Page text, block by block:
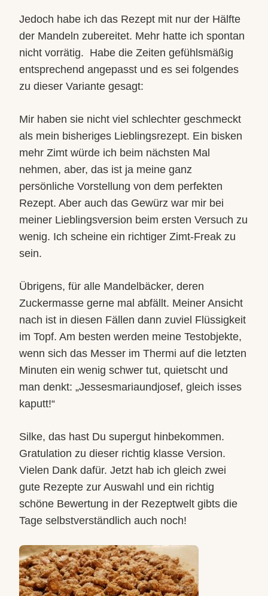
Jedoch habe ich das Rezept mit nur der Hälfte
der Mandeln zubereitet. Mehr hatte ich spontan
nicht vorrätig. Habe die Zeiten gefühlsmäßig
entsprechend angepasst und es sei folgendes
zu dieser Variante gesagt:
Mir haben sie nicht viel schlechter geschmeckt
als mein bisheriges Lieblingsrezept. Ein bisken
mehr Zimt würde ich beim nächsten Mal
nehmen, aber, das ist ja meine ganz
persönliche Vorstellung von dem perfekten
Rezept. Aber auch das Gewürz war mir bei
meiner Lieblingsversion beim ersten Versuch zu
wenig. Ich scheine ein richtiger Zimt-Freak zu
sein.
Übrigens, für alle Mandelbäcker, deren
Zuckermasse gerne mal abfällt. Meiner Ansicht
nach ist in diesen Fällen dann zuviel Flüssigkeit
im Topf. Am besten werden meine Testobjekte,
wenn sich das Messer im Thermi auf die letzten
Minuten ein wenig schwer tut, quietscht und
man denkt: „Jessesmariaundjosef, gleich isses
kaputt!“
Silke, das hast Du supergut hinbekommen.
Gratulation zu dieser richtig klasse Version.
Vielen Dank dafür. Jetzt hab ich gleich zwei
gute Rezepte zur Auswahl und ein richtig
schöne Bewertung in der Rezeptwelt gibts die
Tage selbstverständlich auch noch!